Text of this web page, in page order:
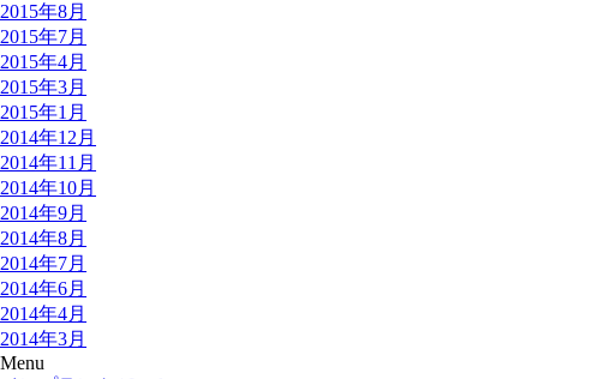
2015年8月
2015年7月
2015年4月
2015年3月
2015年1月
2014年12月
2014年11月
2014年10月
2014年9月
2014年8月
2014年7月
2014年6月
2014年4月
2014年3月
Menu